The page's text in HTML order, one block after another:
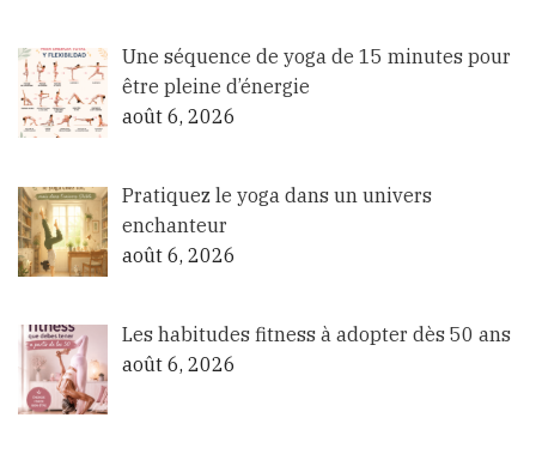
Une séquence de yoga de 15 minutes pour
être pleine d’énergie
août 6, 2026
Pratiquez le yoga dans un univers
enchanteur
août 6, 2026
Les habitudes fitness à adopter dès 50 ans
août 6, 2026